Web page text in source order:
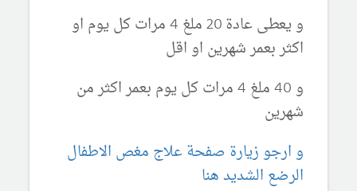
و يعطى عادة 20 ملغ 4 مرات كل يوم او
اكثر بعمر شهرين او اقل
و 40 ملغ 4 مرات كل يوم بعمر اكثر من
شهرين
و ارجو زيارة صفحة علاج مغص الاطفال
الرضع الشديد هنا